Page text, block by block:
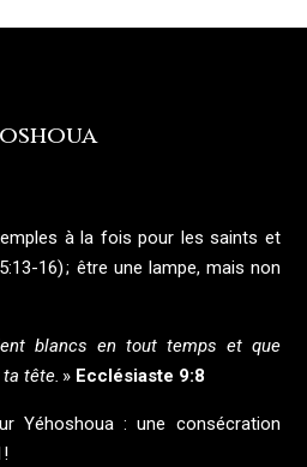
à la fois pour les saints et
16) ; être une lampe, mais non
blancs en tout temps et que
ta tête. » Ecclésiaste 9:8
Yéhoshoua : une consécration
!